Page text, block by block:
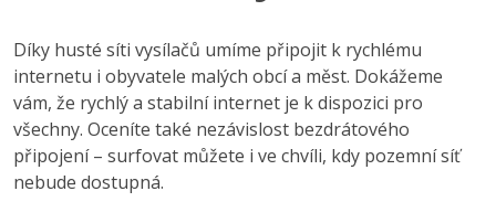
Díky husté síti vysílačů umíme připojit k rychlému
internetu i obyvatele malých obcí a měst. Dokážeme
vám, že rychlý a stabilní internet je k dispozici pro
všechny. Oceníte také nezávislost bezdrátového
připojení – surfovat můžete i ve chvíli, kdy pozemní síť
nebude dostupná.